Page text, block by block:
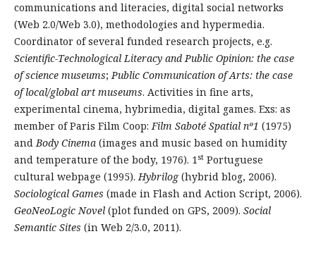
communications and literacies, digital social networks
(Web 2.0/Web 3.0), methodologies and hypermedia.
Coordinator of several funded research projects, e.g.
Scientific-Technological Literacy and Public Opinion: the case
of science museums;Public Communication of Arts: the case
of local/global art museums. Activities in fine arts,
experimental cinema, hybrimedia, digital games. Exs: as
member of Paris Film Coop:Film Saboté Spatial nº1 (1975)
andBody Cinema(images and music based on humidity
and temperature of the body, 1976). 1stPortuguese
cultural webpage (1995).Hybrilog(hybrid blog, 2006).
Sociological Games (made in Flash and Action Script, 2006).
GeoNeoLogic Novel(plot funded on GPS, 2009). Social
Semantic Sites (in Web 2/3.0, 2011).